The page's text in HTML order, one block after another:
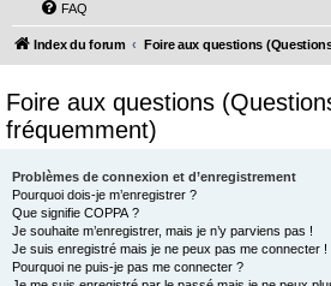
FAQ
Index du forum Foire aux questions
Foire aux questions
fréquemment)
Problèmes de connexion et d’enregistrement
Pourquoi dois-je m’enregistrer ?
Que signifie COPPA ?
Je souhaite m’enregistrer, mais je n’y parviens pas !
Je suis enregistré mais je ne peux pas me connecter !
Pourquoi ne puis-je pas me connecter ?